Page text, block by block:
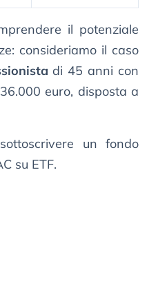
il potenziale
consideriamo il caso
di 45 anni con
euro, disposta a
un fondo
su ETF.